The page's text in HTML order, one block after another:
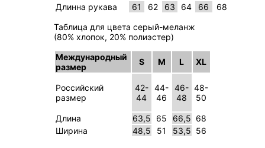
Длинна рукава
61 62 63 64 66
68
Таблица для цвета серый-меланж
(80% хлопок, 20% полиэстер)
Международный
размер
S M L XL
Российский
размер
42-
44
44-
46
46-
48
48-
50
Длина 63,5 65 66,5 68
Ширина
48,5 51 53,5 56